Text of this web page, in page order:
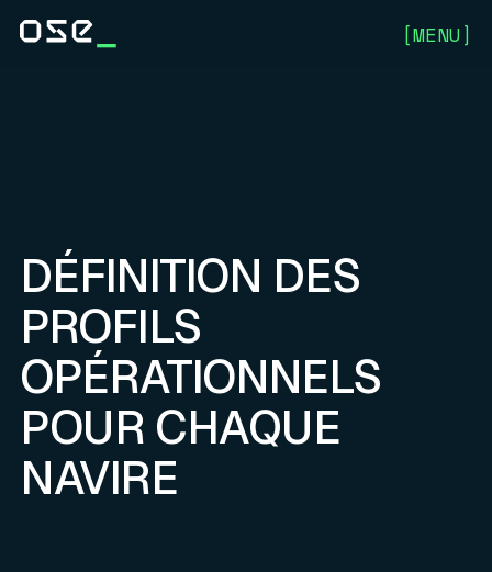
[MENU]
DÉFINITION DES
PROFILS
OPÉRATIONNELS
POUR CHAQUE
NAVIRE